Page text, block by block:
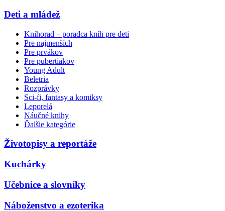
Deti a mládež
Knihorad – poradca kníh pre deti
Pre najmenších
Pre prvákov
Pre pubertiakov
Young Adult
Beletria
Rozprávky
Sci-fi, fantasy a komiksy
Leporelá
Náučné knihy
Ďalšie kategórie
Životopisy a reportáže
Kuchárky
Učebnice a slovníky
Náboženstvo a ezoterika